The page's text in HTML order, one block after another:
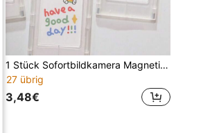
1 Stück Sofortbildkamera Magnetischer Fotorahmen Kühlschrankmagnet, personalisierter Foto-Magnet Dekorationszubehör, Schul-Essentials
27 übrig
3,48€